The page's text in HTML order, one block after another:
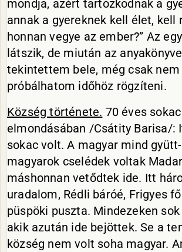
mondja, azért tartózkodnak a
annak a gyereknek kell élet, kell
honnan vegye az ember?” Az
látszik, de miután az
tekintettem bele, még csak nem
próbálhatom időhöz rögzíteni.
Község története. 70 éves
elmondásában /Csátity Barisa/:
sokac volt. A magyar mind
magyarok cselédek voltak
máshonnan vetődtek ide. Itt
uradalom, Rédli báróé, Frigyes
püspöki puszta. Mindezeken
akik azután ide bejöttek. Se a
község nem volt soha magyar.